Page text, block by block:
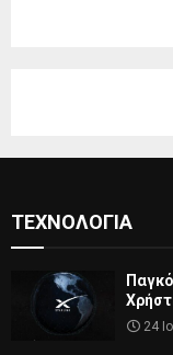
ΤΕΧΝΟΛΟΓΊΑ
24